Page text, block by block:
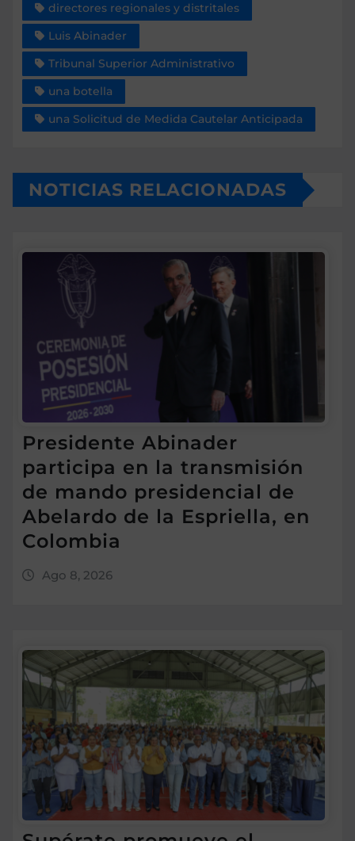
directores regionales y distritales
Luis Abinader
Tribunal Superior Administrativo
una botella
una Solicitud de Medida Cautelar Anticipada
NOTICIAS RELACIONADAS
Presidente Abinader
participa en la transmisión
de mando presidencial de
Abelardo de la Espriella, en
Colombia
Ago 8, 2026